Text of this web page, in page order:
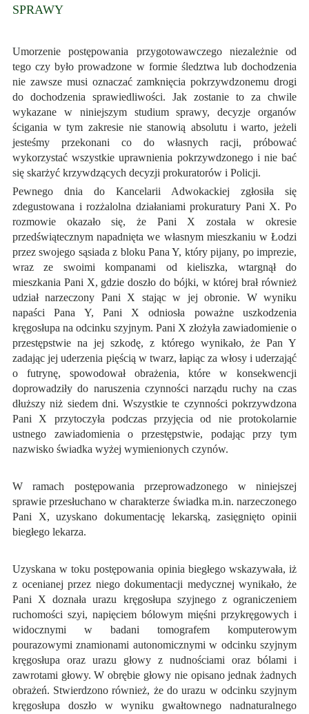
SPRAWY
Umorzenie postępowania przygotowawczego niezależnie od
tego czy było prowadzone w formie śledztwa lub dochodzenia
nie zawsze musi oznaczać zamknięcia pokrzywdzonemu drogi
do dochodzenia sprawiedliwości. Jak zostanie to za chwile
wykazane w niniejszym studium sprawy, decyzje organów
ścigania w tym zakresie nie stanowią absolutu i warto, jeżeli
jesteśmy przekonani co do własnych racji, próbować
wykorzystać wszystkie uprawnienia pokrzywdzonego i nie bać
się skarżyć krzywdzących decyzji prokuratorów i Policji.
Pewnego dnia do Kancelarii Adwokackiej zgłosiła się
zdegustowana i rozżalolna działaniami prokuratury Pani X. Po
rozmowie okazało się, że Pani X została w okresie
przedświątecznym napadnięta we własnym mieszkaniu w Łodzi
przez swojego sąsiada z bloku Pana Y, który pijany, po imprezie,
wraz ze swoimi kompanami od kieliszka, wtargnął do
mieszkania Pani X, gdzie doszło do bójki, w której brał również
udział narzeczony Pani X stając w jej obronie. W wyniku
napaści Pana Y, Pani X odniosła poważne uszkodzenia
kręgosłupa na odcinku szyjnym. Pani X złożyła zawiadomienie o
przestępstwie na jej szkodę, z którego wynikało, że Pan Y
zadając jej uderzenia pięścią w twarz, łapiąc za włosy i uderzająć
o futrynę, spowodował obrażenia, które w konsekwencji
doprowadziły do naruszenia czynności narządu ruchy na czas
dłuższy niż siedem dni. Wszystkie te czynności pokrzywdzona
Pani X przytoczyła podczas przyjęcia od nie protokolarnie
ustnego zawiadomienia o przestępstwie, podając przy tym
nazwisko świadka wyżej wymienionych czynów.
W ramach postępowania przeprowadzonego w niniejszej
sprawie przesłuchano w charakterze świadka m.in. narzeczonego
Pani X, uzyskano dokumentację lekarską, zasięgnięto opinii
biegłego lekarza.
Uzyskana w toku postępowania opinia biegłego wskazywała, iż
z ocenianej przez niego dokumentacji medycznej wynikało, że
Pani X doznała urazu kręgosłupa szyjnego z ograniczeniem
ruchomości szyi, napięciem bólowym mięśni przykręgowych i
widocznymi w badani tomografem komputerowym
pourazowymi znamionami autonomicznymi w odcinku szyjnym
kręgosłupa oraz urazu głowy z nudnościami oraz bólami i
zawrotami głowy. W obrębie głowy nie opisano jednak żadnych
obrażeń. Stwierdzono również, że do urazu w odcinku szyjnym
kręgosłupa doszło w wyniku gwałtownego nadnaturalnego